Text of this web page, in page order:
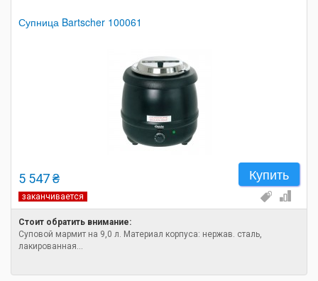
Супница Bartscher 100061
5 547 ₴ Купить
заканчивается
Стоит обратить внимание:
Суповой мармит на 9,0 л. Материал корпуса: нержав. сталь,
лакированная...